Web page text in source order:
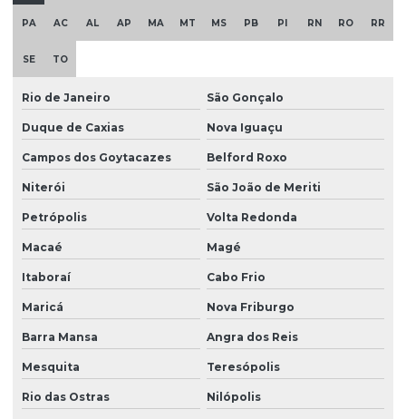
PA AC AL AP MA MT MS PB PI RN RO RR
SE TO
Rio de Janeiro São Gonçalo
Duque de Caxias Nova Iguaçu
Campos dos Goytacazes Belford Roxo
Niterói São João de Meriti
Petrópolis Volta Redonda
Macaé Magé
Itaboraí Cabo Frio
Maricá Nova Friburgo
Barra Mansa Angra dos Reis
Mesquita Teresópolis
Rio das Ostras Nilópolis